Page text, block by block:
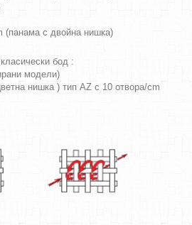
(панама с двойна нишка)
бод :
модели)
нишка ) тип AZ с 10 отвора/cm